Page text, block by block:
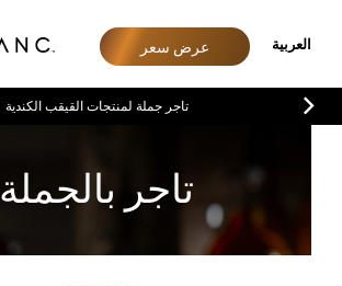
عرض سعر العربية
تاجر جملة لمنتجات القيقب الكندية
تاجر بالجملة